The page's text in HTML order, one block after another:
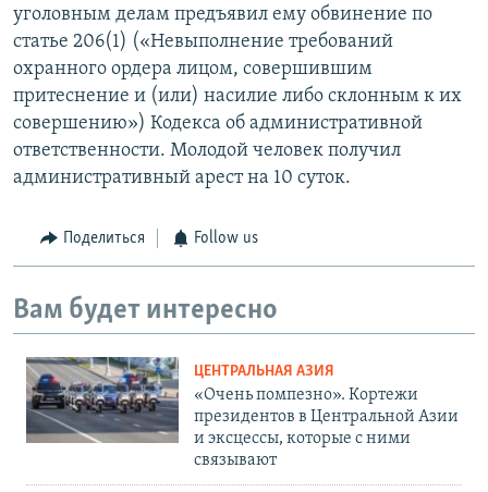
уголовным делам предъявил ему обвинение по
статье 206(1) («Невыполнение требований
охранного ордера лицом, совершившим
притеснение и (или) насилие либо склонным к их
совершению») Кодекса об административной
ответственности. Молодой человек получил
административный арест на 10 суток.
Поделиться Follow us
Вам будет интересно
ЦЕНТРАЛЬНАЯ АЗИЯ
«Очень помпезно». Кортежи
президентов в Центральной Азии
и эксцессы, которые с ними
связывают